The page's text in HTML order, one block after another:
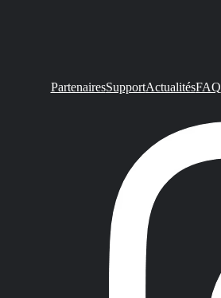
PartenairesSupportActualitésFAQ